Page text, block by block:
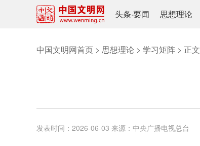
头条·要闻 思想理论
中国文明网首页 > 思想理论 > 学习矩阵 > 正文
发表时间： 2026-06-03 来源： 中央广播电视总台